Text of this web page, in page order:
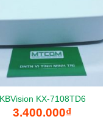
KBVision KX-7108TD6
3.400.000₫